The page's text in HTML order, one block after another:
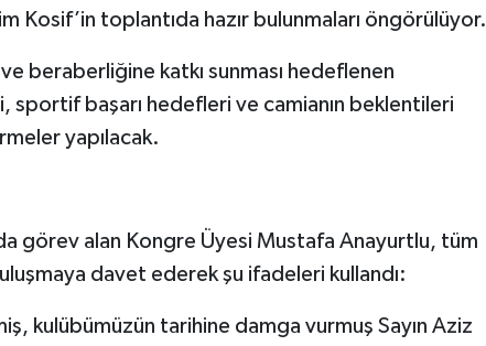
Kosif’in toplantıda hazır bulunmaları öngörülüyor.
beraberliğine katkı sunması hedeflenen
sportif başarı hedefleri ve camianın beklentileri
yapılacak.
görev alan Kongre Üyesi Mustafa Anayurtlu, tüm
davet ederek şu ifadeleri kullandı:
kulübümüzün tarihine damga vurmuş Sayın Aziz